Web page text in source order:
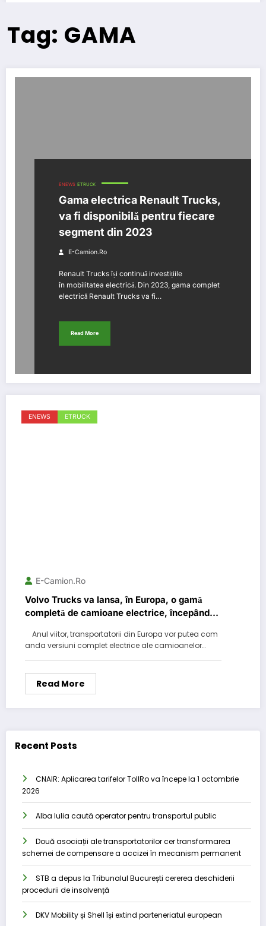
Tag: GAMA
ENEWS ETRUCK
Gama electrica Renault Trucks,
va fi disponibilă pentru fiecare
segment din 2023
E-Camion.ro
Renault Trucks își continuă investițiile
în mobilitatea electrică. Din 2023, gama complet
electrică Renault Trucks va fi…
Read More
ENEWS ETRUCK
E-Camion.ro
Volvo Trucks va lansa, în Europa, o gamă
completă de camioane electrice, începând
Anul viitor, transportatorii din Europa vor putea com
anda versiuni complet electrice ale camioanelor…
Read More
Recent Posts
CNAIR: Aplicarea tarifelor TollRo va începe la 1 octombrie
2026
Alba Iulia caută operator pentru transportul public
Două asociații ale transportatorilor cer transformarea
schemei de compensare a accizei în mecanism permanent
STB a depus la Tribunalul București cererea deschiderii
procedurii de insolvență
DKV Mobility și Shell își extind parteneriatul european